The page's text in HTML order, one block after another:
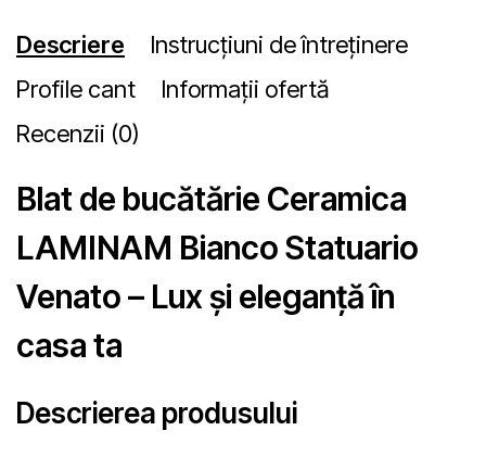
Descriere
Instrucțiuni de întreținere
Profile cant
Informații ofertă
Recenzii (0)
Blat de bucătărie Ceramica
LAMINAM Bianco Statuario
Venato – Lux și eleganță în
casa ta
Descrierea produsului